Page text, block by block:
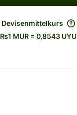
Devisenmittelkurs
₨1 MUR = 0,8543 UYU